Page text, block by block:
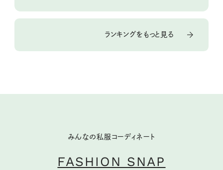
ランキングをもっと見る
みんなの私服コーディネート
FASHION SNAP